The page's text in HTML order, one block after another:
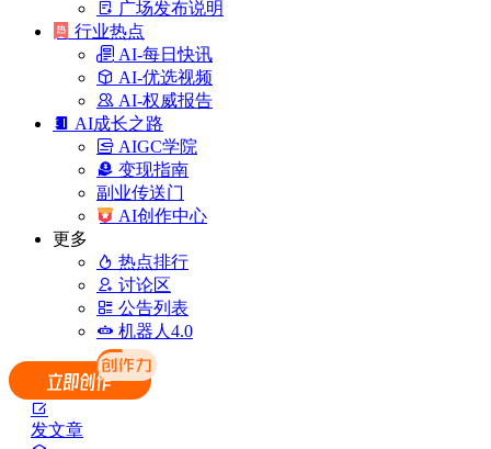
广场发布说明
行业热点
AI-每日快讯
AI-优选视频
AI-权威报告
AI成长之路
AIGC学院
变现指南
副业传送门
AI创作中心
更多
热点排行
讨论区
公告列表
机器人4.0
发文章